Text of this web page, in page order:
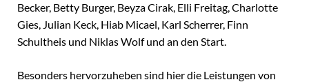
Becker, Betty Burger, Beyza Cirak, Elli Freitag, Charlotte
Gies, Julian Keck, Hiab Micael, Karl Scherrer, Finn
Schultheis und Niklas Wolf und an den Start.
Besonders hervorzuheben sind hier die Leistungen von